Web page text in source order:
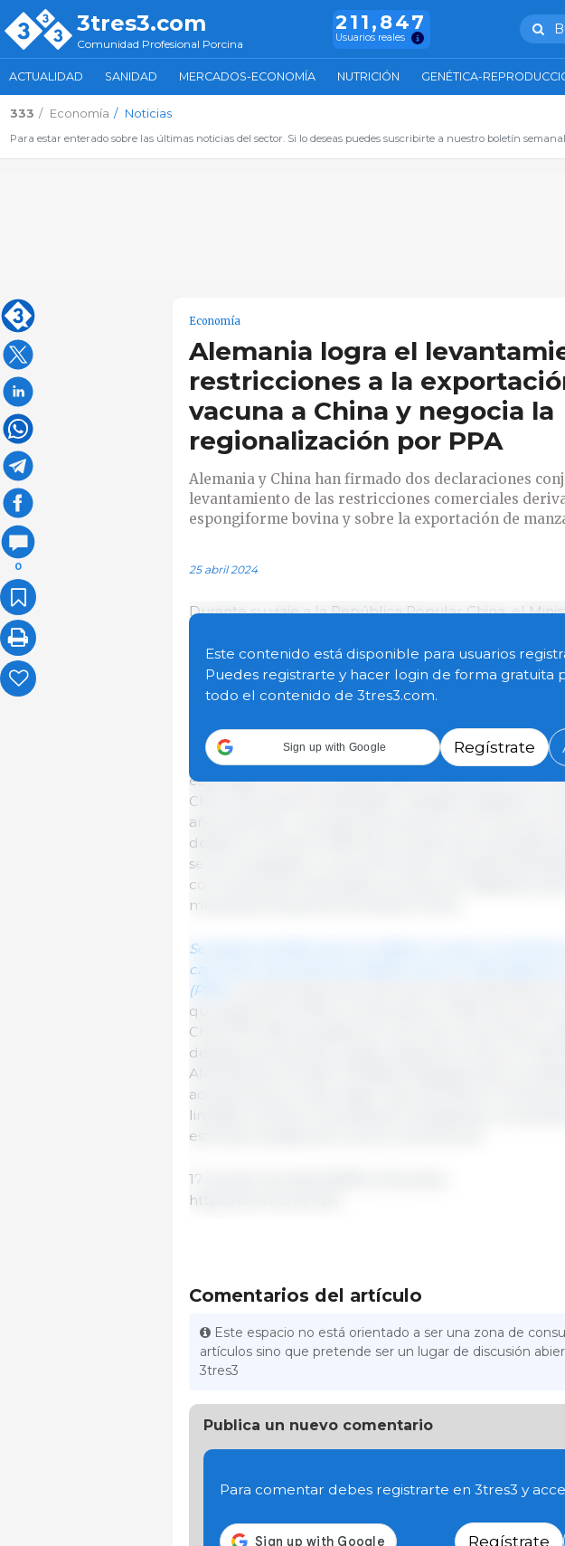
3tres3.com
Comunidad Profesional Porcina
211,847
Usuarios reales
ACTUALIDAD SANIDAD MERCADOS-ECONOMÍA NUTRICIÓN GENÉTICA-
333 Economía Noticias
Para estar enterado sobre las últimas noticias del sector. Si lo deseas puedes suscribirte a nuestro boletín
0
Economía
Alemania logra el
restricciones a la
vacuna a China y negocia la
regionalización por PPA
Alemania y China han firmado dos declaraciones
levantamiento de las restricciones comerciales
espongiforme bovina y sobre la exportación de
25 abril 2024
Durante su viaje a la República Popular China, el
Ministro Yu Jianhua, de la Administración Principal de
bilaterales para seguir avanzando hacia la
exportaciones agrícolas alemanas.
En concreto, tras muchos años de negociaciones, se
conjunta sobre el levantamiento de la prohibición
espongiforme bovina (EEB) para la exportación de
China. Alemania ha adoptado medidas integrales
años está libre. Las exportaciones de carne vacuna a
desde la crisis de la EEB de principios de la década
se ha conseguido un acuerdo sobre requisitos
con la salud de las plantas y productos vegetales,
manzanas frescas de Alemania a China.
Se espera también que se celebren nuevas
carne de cerdo alemana desde zonas no afectadas
(PPA)
que apareció la PPA en Alemania en 2020. Ese
China 319 448 toneladas de carne de cerdo fresca,
despojos de sacrificio, grasa y grasa de cerdo). En
Alemania ha tomado medidas integrales para
actualmente no hay ningún caso de PPA en cerdos
limitado la PPA en la población de jabalíes a una
estrictas medidas de control y prevención.
17 de abril de 2024/ BMEL/ Alemania.
https://www.bmel.de/
Este contenido está disponible para usuarios
Puedes registrarte y hacer login de forma gratuita
todo el contenido de 3tres3.com.
Sign up with Google Regístrate
Comentarios del artículo
Este espacio no está orientado a ser una zona de
artículos sino que pretende ser un lugar de discusión
3tres3
Publica un nuevo comentario
Para comentar debes registrarte en 3tres3 y
Regístrate